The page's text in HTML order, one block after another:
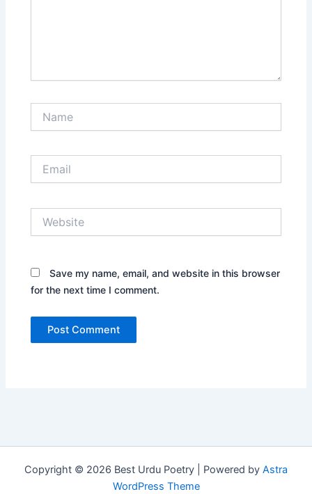
Save my name, email, and website in this browser
for the next time I comment.
Copyright © 2026 Best Urdu Poetry | Powered by Astra
WordPress Theme